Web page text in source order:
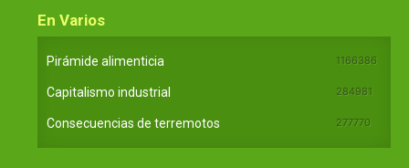
En Varios
Pirámide alimenticia 1166386
Capitalismo industrial 284981
Consecuencias de terremotos 277770